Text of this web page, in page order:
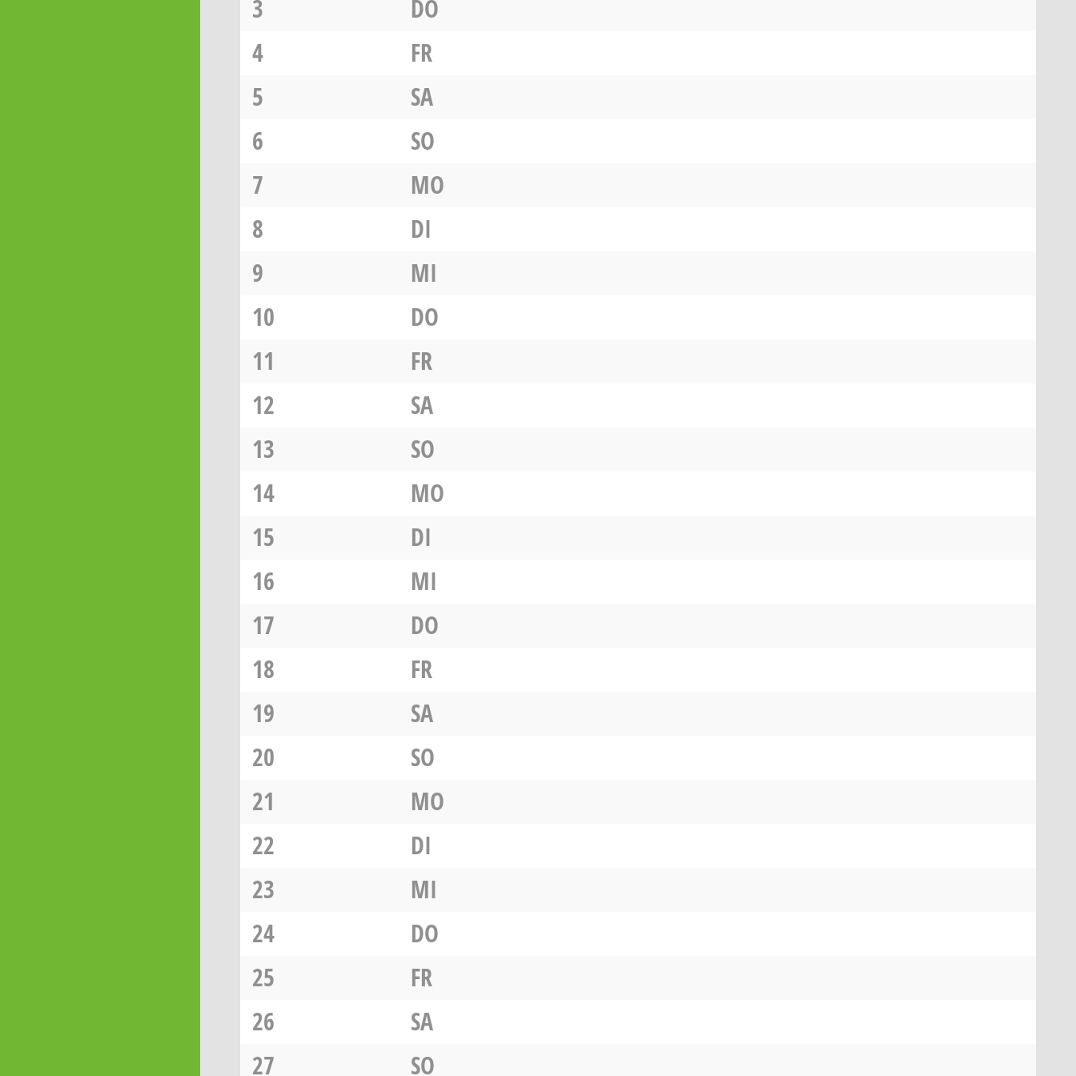
3
DO
4
FR
5
SA
6
SO
7
MO
8
DI
9
MI
10
DO
11
FR
12
SA
13
SO
14
MO
15
DI
16
MI
17
DO
18
FR
19
SA
20
SO
21
MO
22
DI
23
MI
24
DO
25
FR
26
SA
27
SO